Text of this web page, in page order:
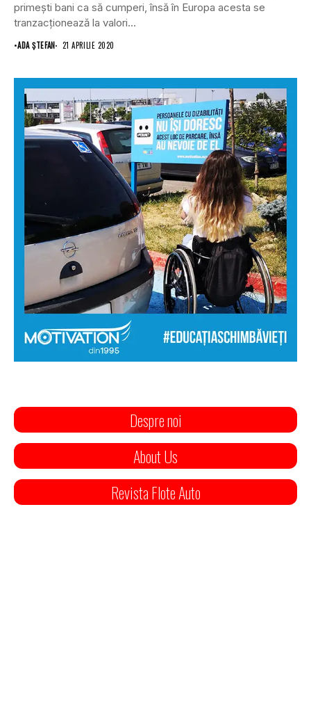
primeşti bani ca să cumperi, însă în Europa acesta se
tranzacţionează la valori...
•ADA ȘTEFAN 21 APRILIE 2020
Despre noi
About Us
Revista Flote Auto